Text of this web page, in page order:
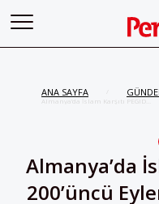
ANA SAYFA
Almanya’da İslam Karşıtı PEGIDA,
Almanya’da
200’üncü